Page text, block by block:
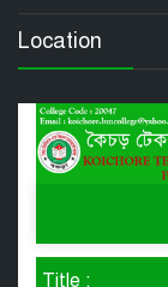
Location